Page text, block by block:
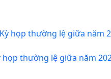
thường lệ giữa năm